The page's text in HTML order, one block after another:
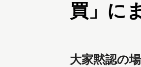
買」に
大家黙認の